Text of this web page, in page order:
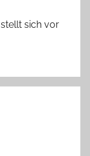
stellt sich vor